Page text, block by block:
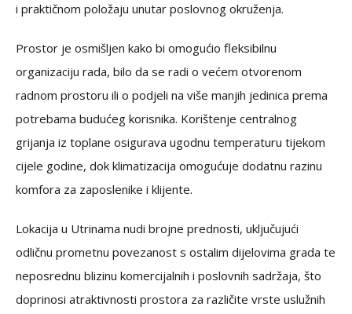
i praktičnom položaju unutar poslovnog okruženja.
Prostor je osmišljen kako bi omogućio fleksibilnu
organizaciju rada, bilo da se radi o većem otvorenom
radnom prostoru ili o podjeli na više manjih jedinica prema
potrebama budućeg korisnika. Korištenje centralnog
grijanja iz toplane osigurava ugodnu temperaturu tijekom
cijele godine, dok klimatizacija omogućuje dodatnu razinu
komfora za zaposlenike i klijente.
Lokacija u Utrinama nudi brojne prednosti, uključujući
odličnu prometnu povezanost s ostalim dijelovima grada te
neposrednu blizinu komercijalnih i poslovnih sadržaja, što
doprinosi atraktivnosti prostora za različite vrste uslužnih